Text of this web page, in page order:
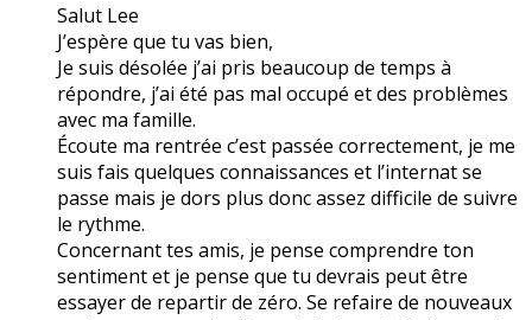
Salut Lee
J’espère que tu vas bien,
Je suis désolée j’ai pris beaucoup de temps à
répondre, j’ai été pas mal occupé et des problèmes
avec ma famille.
Écoute ma rentrée c’est passée correctement, je me
suis fais quelques connaissances et l’internat se
passe mais je dors plus donc assez difficile de suivre
le rythme.
Concernant tes amis, je pense comprendre ton
sentiment et je pense que tu devrais peut être
essayer de repartir de zéro. Se refaire de nouveaux